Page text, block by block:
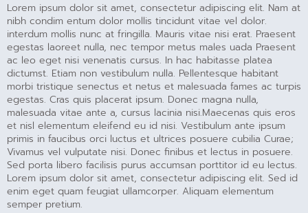
Lorem ipsum dolor sit amet, consectetur adipiscing elit. Nam at
nibh condim entum dolor mollis tincidunt vitae vel dolor.
interdum mollis nunc at fringilla. Mauris vitae nisi erat. Praesent
egestas laoreet nulla, nec tempor metus males uada Praesent
ac leo eget nisi venenatis cursus. In hac habitasse platea
dictumst. Etiam non vestibulum nulla. Pellentesque habitant
morbi tristique senectus et netus et malesuada fames ac turpis
egestas. Cras quis placerat ipsum. Donec magna nulla,
malesuada vitae ante a, cursus lacinia nisi.Maecenas quis eros
et nisl elementum eleifend eu id nisi. Vestibulum ante ipsum
primis in faucibus orci luctus et ultrices posuere cubilia Curae;
Vivamus vel vulputate nisi. Donec finibus et lectus in posuere.
Sed porta libero facilisis purus accumsan porttitor id eu lectus.
Lorem ipsum dolor sit amet, consectetur adipiscing elit. Sed id
enim eget quam feugiat ullamcorper. Aliquam elementum
semper pretium.